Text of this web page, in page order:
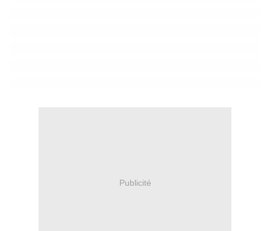
Publicité